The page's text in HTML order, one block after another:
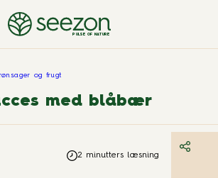
PULSE OF NATURE
og frugt
med blåbær
2 minutters læsning